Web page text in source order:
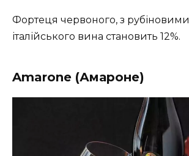
Фортеця червоного, з
італійського вина становить 12%.
Amarone (Амароне)